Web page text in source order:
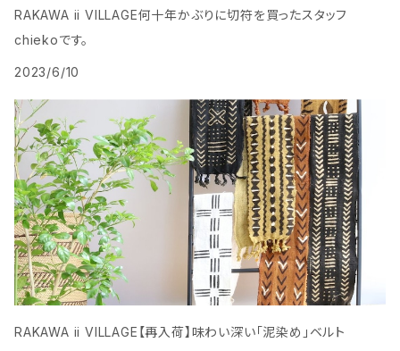
RAKAWA ii VILLAGE何十年かぶりに切符を買ったスタッフ
chiekoです。
2023/6/10
RAKAWA ii VILLAGE【再入荷】味わい深い「泥染め」ベルト